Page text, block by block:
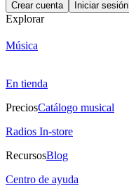
Crear cuenta Iniciar sesión
Explorar
Música
En tienda
PreciosCatálogo musical
Radios In-store
RecursosBlog
Centro de ayuda